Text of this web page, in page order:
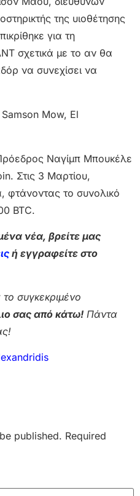
της υιοθέτησης
για τη
σχετικά με το αν θα
να συνεχίσει να
Ναγίμπ Μπουκέλε
Στις 3 Μαρτίου,
φτάνοντας το συνολικό
BTC.
νέα, βρείτε μας
ή εγγραφείτε στο
συγκεκριμένο
σας από κάτω! Πάντα
published. Required